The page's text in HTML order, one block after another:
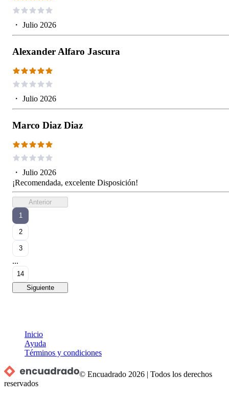
・ Julio 2026
Alexander Alfaro Jascura
・ Julio 2026
Marco Diaz Diaz
・ Julio 2026
¡Recomendada, excelente Disposición!
Anterior
1
2
3
...
14
Siguiente
Inicio
Ayuda
Términos y condiciones
© Encuadrado 2026 |Todos los derechos
reservados